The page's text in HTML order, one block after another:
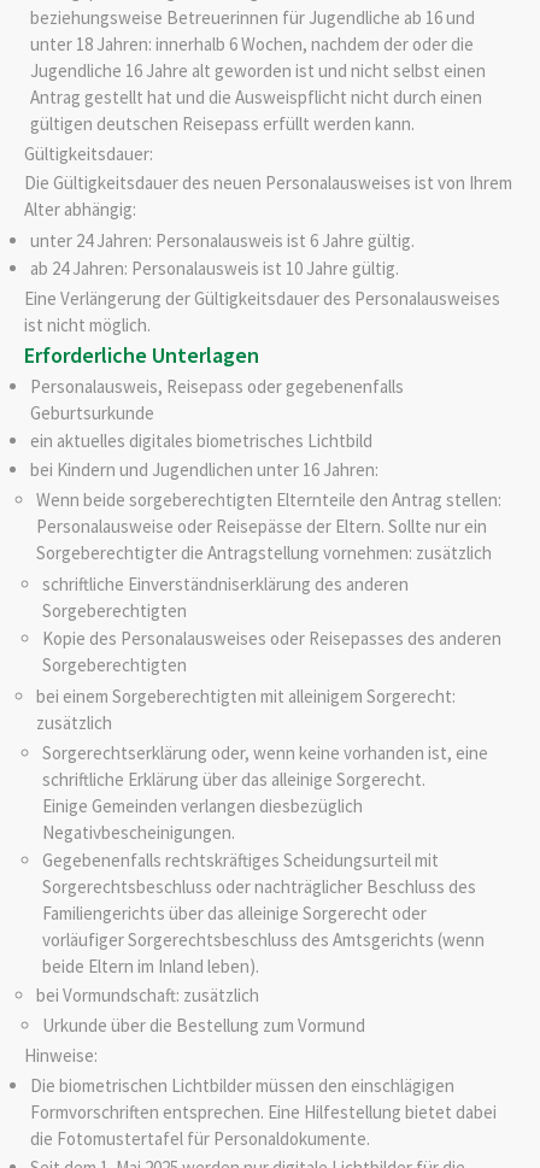
beziehungsweise Betreuerinnen für Jugendliche ab 16 und
unter 18 Jahren: innerhalb 6 Wochen, nachdem der oder die
Jugendliche 16 Jahre alt geworden ist und nicht selbst einen
Antrag gestellt hat und die Ausweispflicht nicht durch einen
gültigen deutschen Reisepass erfüllt werden kann.
Gültigkeitsdauer:
Die Gültigkeitsdauer des neuen Personalausweises ist von Ihrem
Alter abhängig:
unter 24 Jahren: Personalausweis ist 6 Jahre gültig.
ab 24 Jahren: Personalausweis ist 10 Jahre gültig.
Eine Verlängerung der Gültigkeitsdauer des Personalausweises
ist nicht möglich.
Erforderliche Unterlagen
Personalausweis, Reisepass oder gegebenenfalls
Geburtsurkunde
ein aktuelles digitales biometrisches Lichtbild
bei Kindern und Jugendlichen unter 16 Jahren:
Wenn beide sorgeberechtigten Elternteile den Antrag stellen:
Personalausweise oder Reisepässe der Eltern. Sollte nur ein
Sorgeberechtigter die Antragstellung vornehmen: zusätzlich
schriftliche Einverständniserklärung des anderen
Sorgeberechtigten
Kopie des Personalausweises oder Reisepasses des anderen
Sorgeberechtigten
bei einem Sorgeberechtigten mit alleinigem Sorgerecht:
zusätzlich
Sorgerechtserklärung oder, wenn keine vorhanden ist, eine
schriftliche Erklärung über das alleinige Sorgerecht.
Einige Gemeinden verlangen diesbezüglich
Negativbescheinigungen.
Gegebenenfalls rechtskräftiges Scheidungsurteil mit
Sorgerechtsbeschluss oder nachträglicher Beschluss des
Familiengerichts über das alleinige Sorgerecht oder
vorläufiger Sorgerechtsbeschluss des Amtsgerichts (wenn
beide Eltern im Inland leben).
bei Vormundschaft: zusätzlich
Urkunde über die Bestellung zum Vormund
Hinweise:
Die biometrischen Lichtbilder müssen den einschlägigen
Formvorschriften entsprechen. Eine Hilfestellung bietet dabei
die Fotomustertafel für Personaldokumente.